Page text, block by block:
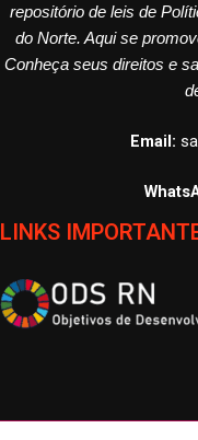
repositório de leis de
do Norte. Aqui se
Conheça seus direitos e
Email:
LINKS